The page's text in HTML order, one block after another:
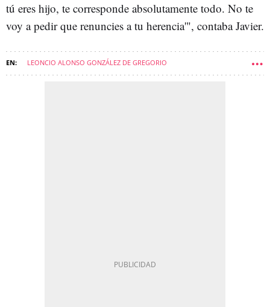
tú eres hijo, te corresponde absolutamente todo. No te
voy a pedir que renuncies a tu herencia'", contaba Javier.
LEONCIO ALONSO GONZÁLEZ DE GREGORIO